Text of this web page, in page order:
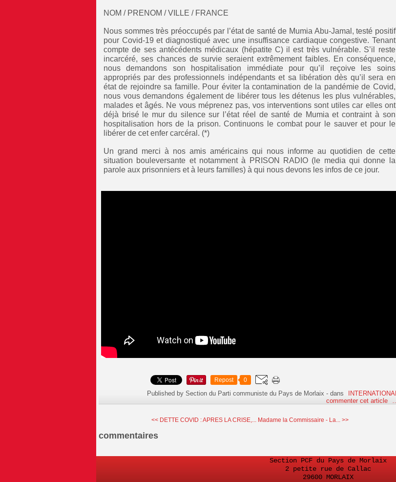
NOM / PRENOM / VILLE / FRANCE
Nous sommes très préoccupés par l’état de santé de Mumia Abu-Jamal, testé positif
pour Covid-19 et diagnostiqué avec une insuffisance cardiaque congestive. Tenant
compte de ses antécédents médicaux (hépatite C) il est très vulnérable. S’il reste
incarcéré, ses chances de survie seraient extrêmement faibles. ‎‎En conséquence,
nous demandons son hospitalisation immédiate pour qu’il reçoive les soins
appropriés par des professionnels indépendants et sa libération dès qu’il sera en
état de rejoindre sa famille. ‎Pour éviter la contamination de la pandémie de Covid,
nous vous demandons également de libérer tous les détenus les plus vulnérables,
malades et âgés. Ne vous méprenez pas, vos interventions sont utiles car elles ont
déjà brisé le mur du silence sur l’état réel de santé de Mumia et contraint à son
hospitalisation hors de la prison. Continuons le combat pour le sauver et pour le
libérer de cet enfer carcéral. (*)
Un grand merci à nos amis américains qui nous informe au quotidien de cette
situation bouleversante et notamment à PRISON RADIO (le media qui donne la
parole aux prisonniers et à leurs familles) à qui nous devons les infos de ce jour.
Repost 0
Published by Section du Parti communiste du Pays de Morlaix -dans
INTERNATIONAL
commenter cet article
<< DETTE COVID : APRES LA CRISE,... Madame la Commissaire - La... >>
commentaires
Section PCF du Pays de Morlaix
2 petite rue de Callac
29600 MORLAIX